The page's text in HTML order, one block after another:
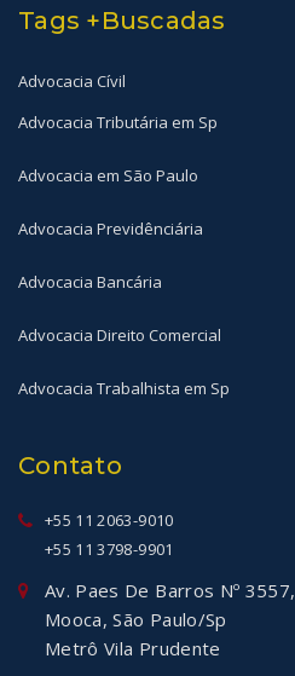
Tags +Buscadas
Advocacia Cívil
Advocacia Tributária em Sp
Advocacia em São Paulo
Advocacia Previdênciária
Advocacia Bancária
Advocacia Direito Comercial
Advocacia Trabalhista em Sp
Contato
+55 11 2063-9010
+55 11 3798-9901
Av. Paes De Barros Nº 3557,
Mooca, São Paulo/Sp
Metrô Vila Prudente